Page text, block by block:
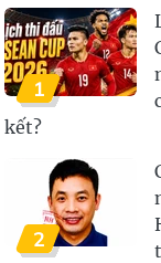
1
kết?
2